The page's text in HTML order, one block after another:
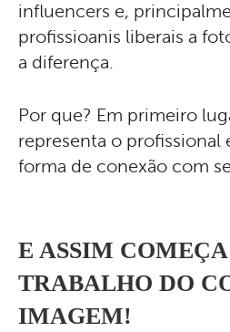
influencers e,
profissioanis liberais a
a diferença.
Por que? Em primeiro
representa o profissional
forma de conexão com
E ASSIM
TRABALHO DO
IMAGEM!